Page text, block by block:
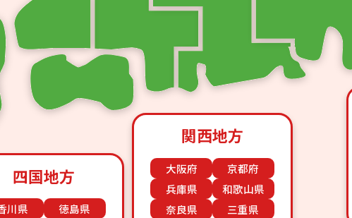
関西地方
大阪府
京都府
兵庫県
和歌山県
奈良県
三重県
四国地方
川県
徳島県